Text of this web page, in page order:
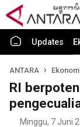
Updates
ANTARA
RI
Minggu, 7 Juni